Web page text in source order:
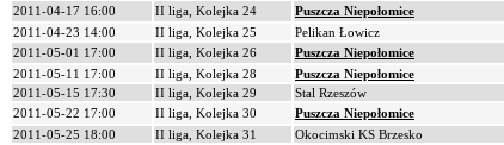
2011-04-17 16:00
II liga, Kolejka 24 Puszcza Niepołomice
2011-04-23 14:00
II liga, Kolejka 25 Pelikan Łowicz
2011-05-01 17:00
II liga, Kolejka 26 Puszcza Niepołomice
2011-05-11 17:00
II liga, Kolejka 28 Puszcza Niepołomice
2011-05-15 17:30
II liga, Kolejka 29 Stal Rzeszów
2011-05-22 17:00
II liga, Kolejka 30 Puszcza Niepołomice
2011-05-25 18:00
II liga, Kolejka 31 Okocimski KS Brzesko